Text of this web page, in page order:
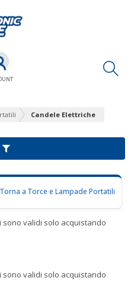
Candele Elettriche
Torna a Torce e Lampade Portatili
validi solo acquistando
validi solo acquistando